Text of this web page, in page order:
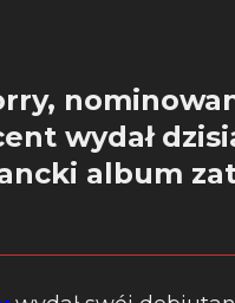
wydał
album